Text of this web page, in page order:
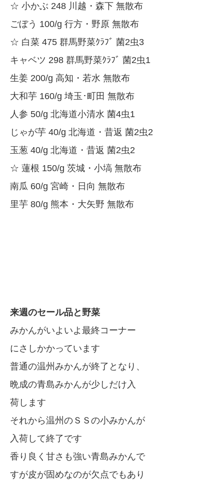
☆ 小かぶ 248 川越・森下 無散布
ごぼう 100/g 行方・野原 無散布
☆ 白菜 475 群馬野菜ｸﾗﾌﾞ 菌2虫3
キャベツ 298 群馬野菜ｸﾗﾌﾞ 菌2虫1
生姜 200/g 高知・若水 無散布
大和芋 160/g 埼玉･町田 無散布
人参 50/g 北海道小清水 菌4虫1
じゃが芋 40/g 北海道・昔返 菌2虫2
玉葱 40/g 北海道・昔返 菌2虫2
☆ 蓮根 150/g 茨城・小塙 無散布
南瓜 60/g 宮崎・日向 無散布
里芋 80/g 熊本・大矢野 無散布
来週のセール品と野菜
みかんがいよいよ最終コーナー
にさしかかっています
普通の温州みかんが終了となり、
晩成の青島みかんが少しだけ入
荷します
それから温州のＳＳの小みかんが
入荷して終了です
香り良く甘さも強い青島みかんで
すが皮が固めなのが欠点でもあり